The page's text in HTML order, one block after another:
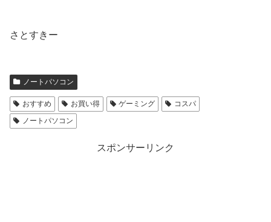
さとすきー
ノートパソコン
おすすめ お買い得 ゲーミング
コスパ
ノートパソコン
スポンサーリンク